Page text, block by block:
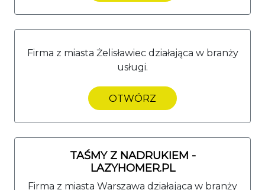
Firma z miasta Żelisławiec działająca w branży
usługi.
OTWÓRZ
TAŚMY Z NADRUKIEM -
LAZYHOMER.PL
Firma z miasta Warszawa działająca w branży